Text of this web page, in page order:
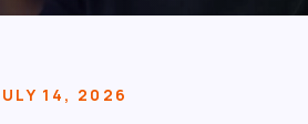
14, 2026